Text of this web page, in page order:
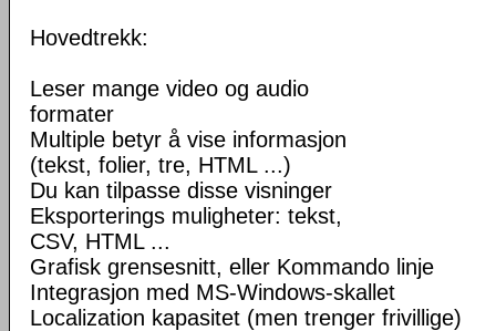
Hovedtrekk:
Leser mange video og audio
formater
Multiple betyr å vise informasjon
(tekst, folier, tre, HTML ...)
Du kan tilpasse disse visninger
Eksporterings muligheter: tekst,
CSV, HTML ...
Grafisk grensesnitt, eller Kommando linje
Integrasjon med MS-Windows-skallet
Localization kapasitet (men trenger frivillige)